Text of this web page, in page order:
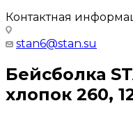
Контактная
stan6@stan.su
Бейсболка
хлопок 260,